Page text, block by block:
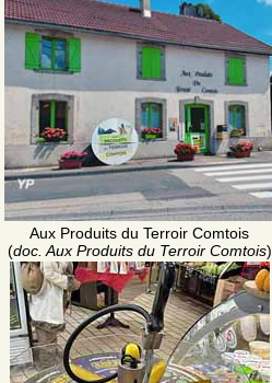
Aux Produits du Terroir Comtois
(doc. Aux Produits du Terroir Comtois)